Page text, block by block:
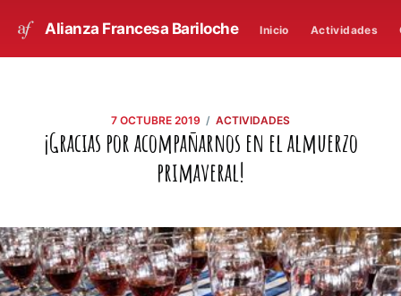
Alianza Francesa Bariloche Inicio Actividades
7 OCTUBRE 2019 / ACTIVIDADES
¡Gracias por acompañarnos en el almuerzo
primaveral!